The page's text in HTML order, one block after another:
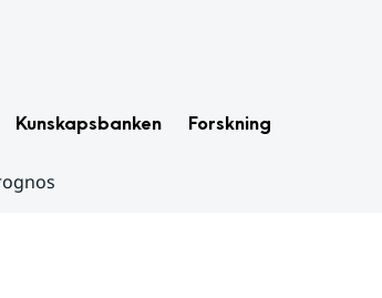
Kunskapsbanken Forskning